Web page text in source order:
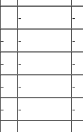
- -
- - -
- - -
- - -
- - -